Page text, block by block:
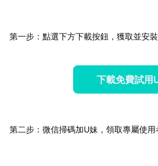
第一步：點選下方下載按鈕，獲取並安裝
下載免費試用
第二步：微信掃碼加U妹，領取專屬使用